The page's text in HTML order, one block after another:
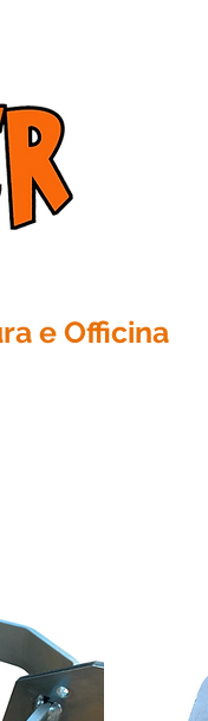
e Officina